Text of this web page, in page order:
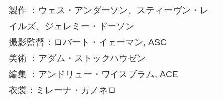
製作 ：ウェス・アンダーソン、スティーヴン・レ
イルズ、ジェレミー・ドーソン
撮影監督：ロバート・イェーマン, ASC
美術 ：アダム・ストックハウゼン
編集 ：アンドリュー・ワイスブラム, ACE
衣裳：ミレーナ・カノネロ